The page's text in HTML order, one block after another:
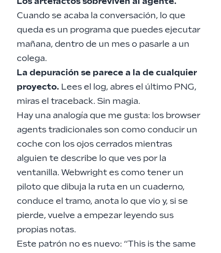
Cuando se acaba la conversación, lo que
queda es un programa que puedes ejecutar
mañana, dentro de un mes o pasarle a un
colega.
La depuración se parece a la de cualquier
proyecto. Lees el log, abres el último PNG,
miras el traceback. Sin magia.
Hay una analogía que me gusta: los browser
agents tradicionales son como conducir un
coche con los ojos cerrados mientras
alguien te describe lo que ves por la
ventanilla. Webwright es como tener un
piloto que dibuja la ruta en un cuaderno,
conduce el tramo, anota lo que vio y, si se
pierde, vuelve a empezar leyendo sus
propias notas.
Este patrón no es nuevo: “This is the same